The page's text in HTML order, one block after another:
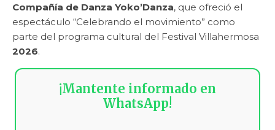
Compañía de Danza Yoko’Danza, que ofreció el
espectáculo “Celebrando el movimiento” como
parte del programa cultural del Festival Villahermosa
2026.
¡Mantente informado en
WhatsApp!